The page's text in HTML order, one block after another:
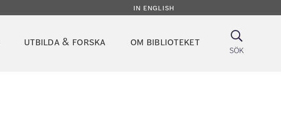
in english
utbilda & forska om biblioteket
sök
Sök